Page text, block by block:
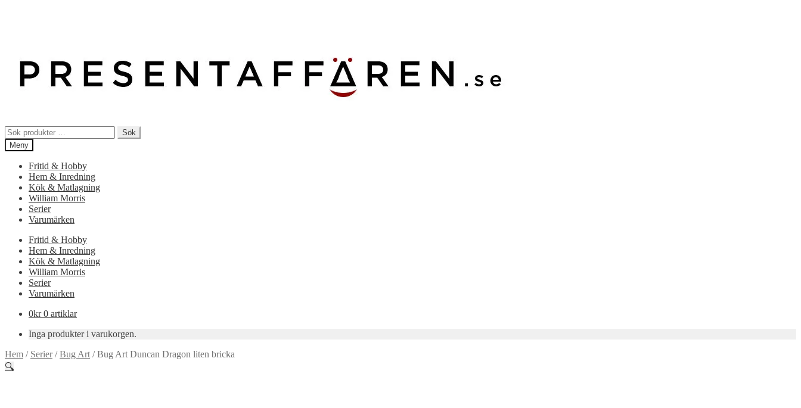
Sök
efter:
Sök
Meny
Fritid & Hobby
Hem & Inredning
Kök & Matlagning
William Morris
Serier
Varumärken
Fritid & Hobby
Hem & Inredning
Kök & Matlagning
William Morris
Serier
Varumärken
0kr 0 artiklar
Inga produkter i varukorgen.
Hem / Serier/Bug Art /Bug Art Duncan Dragon liten bricka
🔍